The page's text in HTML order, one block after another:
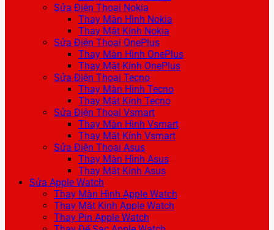
Sửa Điện Thoại Nokia
Thay Màn Hình Nokia
Thay Mặt Kính Nokia
Sửa Điện Thoại OnePlus
Thay Màn Hình OnePlus
Thay Mặt Kính OnePlus
Sửa Điện Thoại Tecno
Thay Màn Hình Tecno
Thay Mặt Kính Tecno
Sửa Điện Thoại Vsmart
Thay Màn Hình Vsmart
Thay Mặt Kính Vsmart
Sửa Điện Thoại Asus
Thay Màn Hình Asus
Thay Mặt Kính Asus
Sửa Apple Watch
Thay Màn Hình Apple Watch
Thay Mặt Kính Apple Watch
Thay Pin Apple Watch